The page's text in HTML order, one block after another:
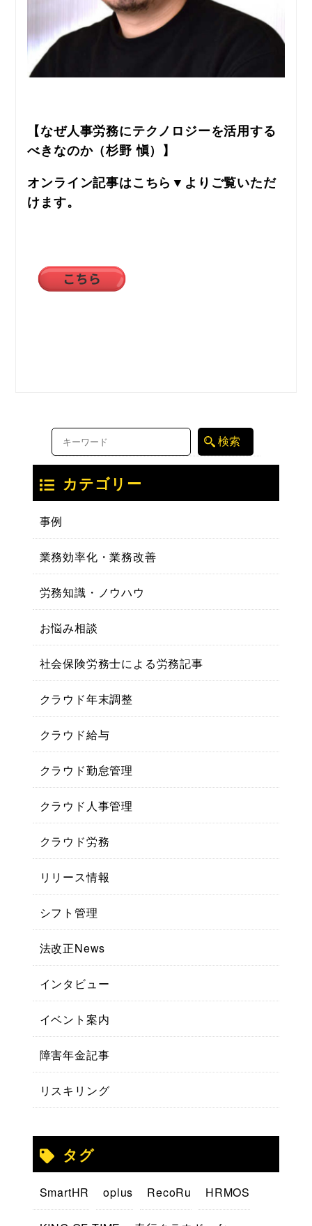
【なぜ人事労務にテクノロジーを活用する
べきなのか（杉野 愼）】
オンライン記事はこちら▼よりご覧いただ
けます。
カテゴリー
事例
業務効率化・業務改善
労務知識・ノウハウ
お悩み相談
社会保険労務士による労務記事
クラウド年末調整
クラウド給与
クラウド勤怠管理
クラウド人事管理
クラウド労務
リリース情報
シフト管理
法改正News
インタビュー
イベント案内
障害年金記事
リスキリング
タグ
SmartHR oplus RecoRu HRMOS